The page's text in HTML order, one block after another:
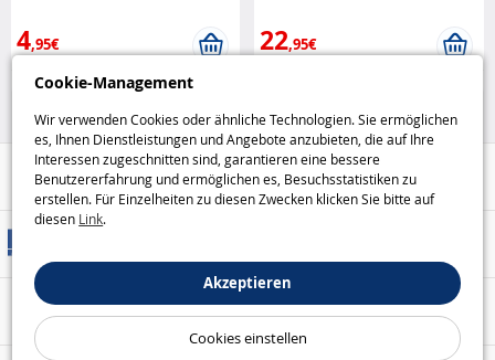
Cookie-Management
Wir verwenden Cookies oder ähnliche Technologien. Sie ermöglichen
es, Ihnen Dienstleistungen und Angebote anzubieten, die auf Ihre
Interessen zugeschnitten sind, garantieren eine bessere
Benutzererfahrung und ermöglichen es, Besuchsstatistiken zu
erstellen. Für Einzelheiten zu diesen Zwecken klicken Sie bitte auf
diesen Link.
Akzeptieren
Cookies einstellen
4,95€
75%
22,95€
Ladegeräte
Hilfe / Kontakt
Sicheres Bezahlen